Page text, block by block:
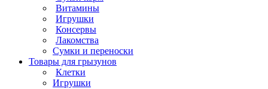
Витамины
Игрушки
Консервы
Лакомства
Сумки и переноски
Товары для грызунов
Клетки
Игрушки